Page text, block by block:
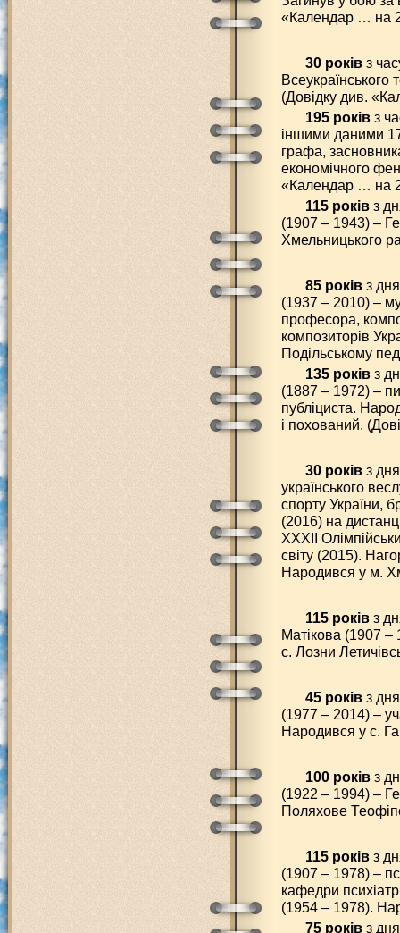
«Календар … на
30 роківз
(Довідку див.
195 роківз
іншими даними
графа,
економічного
«Календар … на
115 роківз
(1907 – 1943) –
Хмельницького
85 роківз
(1937 – 2010) –
професора,
композиторів
Подільському
135 роківз
(1887 – 1972) –
публіциста.
і похований.
30 роківз
українського
спорту України,
(2016) на
ХХХІІ
світу (2015).
Народився у м.
115 роківз
Матікова (1907
с. Лозни
45 роківз дня
(1977 – 2014) –
Народився у с.
100 роківз
(1922 – 1994) –
Поляхове
115 роківз
(1907 – 1978) –
кафедри
(1954 – 1978).
75 роківз